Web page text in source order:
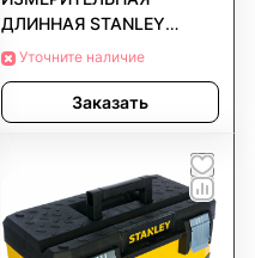
ДЛИННАЯ STANLEY
"POWERWINDER" 100М X
Уточните наличие
Заказать